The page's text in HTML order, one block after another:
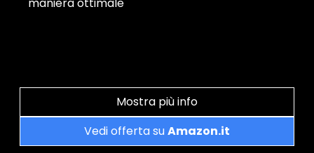
Mostra più info
Vedi offerta suAmazon.it